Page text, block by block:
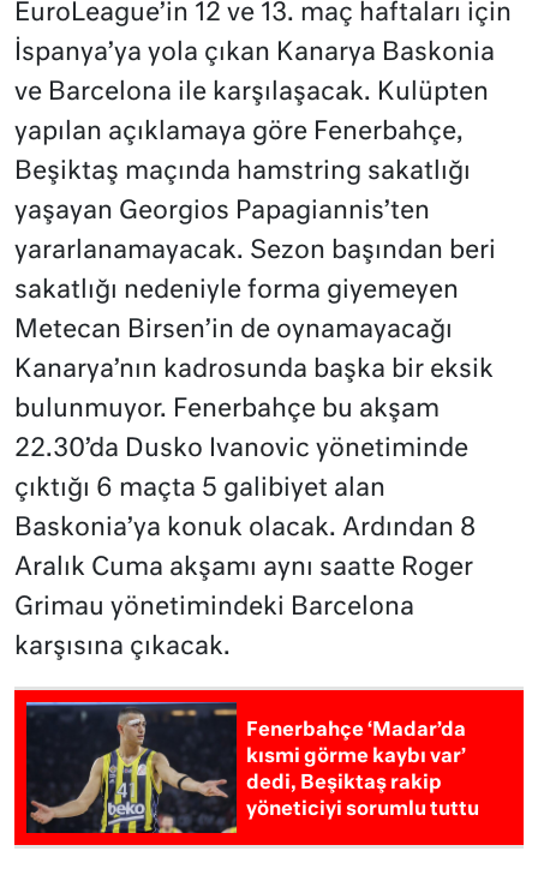
EuroLeague’in 12 ve 13. maç haftaları için
İspanya’ya yola çıkan Kanarya Baskonia
ve Barcelona ile karşılaşacak. Kulüpten
yapılan açıklamaya göre Fenerbahçe,
Beşiktaş maçında hamstring sakatlığı
yaşayan Georgios Papagiannis’ten
yararlanamayacak. Sezon başından beri
sakatlığı nedeniyle forma giyemeyen
Metecan Birsen’in de oynamayacağı
Kanarya’nın kadrosunda başka bir eksik
bulunmuyor. Fenerbahçe bu akşam
22.30’da Dusko Ivanovic yönetiminde
çıktığı 6 maçta 5 galibiyet alan
Baskonia’ya konuk olacak. Ardından 8
Aralık Cuma akşamı aynı saatte Roger
Grimau yönetimindeki Barcelona
karşısına çıkacak.
Fenerbahçe ‘Madar’da
kısmi görme kaybı var’
dedi, Beşiktaş rakip
yöneticiyi sorumlu tuttu